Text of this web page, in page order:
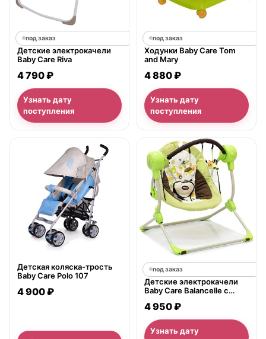
под заказ
Детские электрокачели
Baby Care Riva
4 790 ₽
Узнать дату
поступления
под заказ
Ходунки Baby Care Tom
and Mary
4 880 ₽
Узнать дату
поступления
нет в продаже
Детская коляска-трость
Baby Care Polo 107
4 900 ₽
под заказ
Детские электрокачели
Baby Care Balancelle с
4 950 ₽
Узнать дату